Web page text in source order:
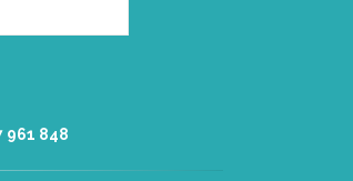
961 848‬